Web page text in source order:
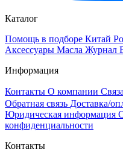
Каталог
Помощь в подборе Китай
Аксессуары Масла Журнал
Информация
Контакты О компании
Обратная связь Доставка/
Юридическая информация
конфиденциальности
Контакты